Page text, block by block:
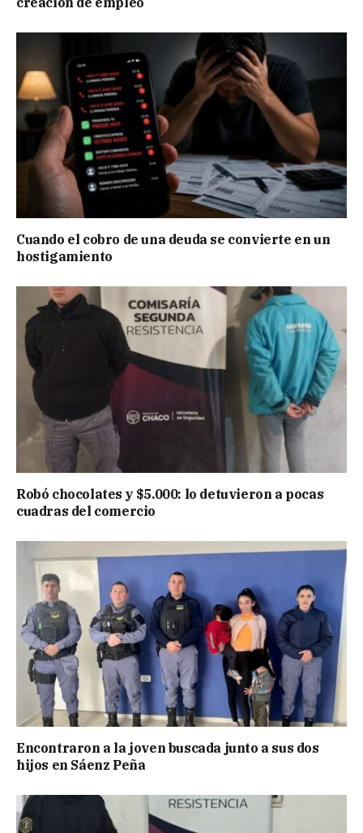
Cuando el cobro de una deuda se convierte en un
hostigamiento
Robó chocolates y $5.000: lo detuvieron a pocas
cuadras del comercio
Encontraron a la joven buscada junto a sus dos
hijos en Sáenz Peña